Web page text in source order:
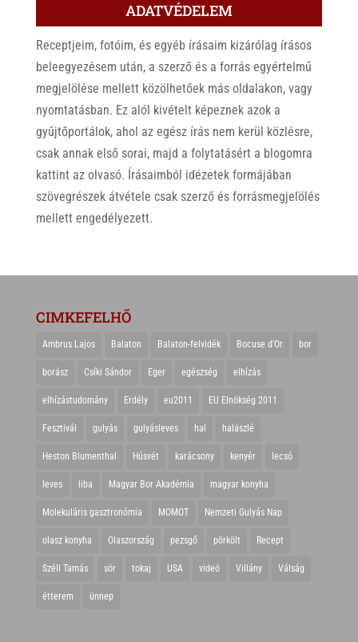
ADATVÉDELEM
Receptjeim, fotóim, és egyéb írásaim kizárólag írásos
beleegyezésem után, a szerző és a forrás egyértelmű
megjelölése mellett közölhetőek más oldalakon, vagy
nyomtatásban. Ez alól kivételt képeznek azok a
gyűjtőportálok, ahol az egész írás nem kerül közlésre,
csak annak első sorai, majd a folytatásért a blogomra
kattint az olvasó. Írásaimból idézetek formájában
szövegrészek átvétele csak szerző és forrásmegjelölés
mellett engedélyezett.
CIMKEFELHŐ
Ambrus Lajos Balaton Balaton-felvidék Bocuse d'Or bor
borász Csíki Sándor Eger egészség elhízás
elhízástudomány Erdély eu2011 EU Elnökség 2011
Fesztivál gulyás gulyásleves hal halászlé
Heston Blumenthal Húsvét karácsony kenyér lecsó
leves liba Magyar Bor Akadémia magyar konyha
Molekuláris gasztronómia MOMOT Nemzeti Gulyás Nap
olasz konyha Olaszország pezsgő pörkölt Recept
Széll Tamás sör tokaj USA videó Villány Válság
étterem ünnep